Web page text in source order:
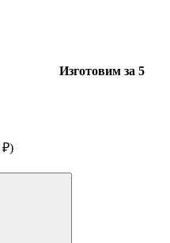
Изготовим за 5
₽)